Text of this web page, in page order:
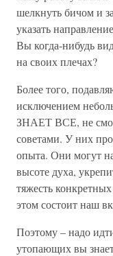
шелкнуть бичом и
указать
Вы когда-нибудь
на своих плечах?
Более того,
исключением
ЗНАЕТ ВСЕ, не
советами. У них
опыта. Они могут
высоте духа,
тяжесть
этом состоит наш
Поэтому – надо
утопающих вы